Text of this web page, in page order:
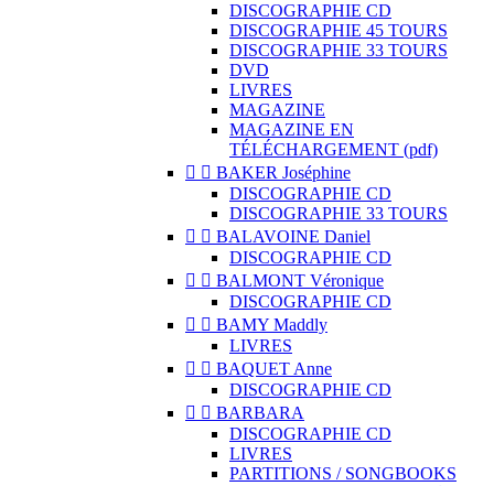
DISCOGRAPHIE CD
DISCOGRAPHIE 45 TOURS
DISCOGRAPHIE 33 TOURS
DVD
LIVRES
MAGAZINE
MAGAZINE EN
TÉLÉCHARGEMENT (pdf)
  BAKER Joséphine
DISCOGRAPHIE CD
DISCOGRAPHIE 33 TOURS
  BALAVOINE Daniel
DISCOGRAPHIE CD
  BALMONT Véronique
DISCOGRAPHIE CD
  BAMY Maddly
LIVRES
  BAQUET Anne
DISCOGRAPHIE CD
  BARBARA
DISCOGRAPHIE CD
LIVRES
PARTITIONS / SONGBOOKS